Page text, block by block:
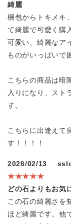
綺麗
梱包からトキメキ
て綺麗で可愛く購
可愛い、綺麗なア
ものがいっぱいで
こちらの商品は暗
入りになり、スト
す。
こちらに出逢えて
す！！！！
2026/02/13
★★★★★
どの石よりもお気
この石の綺麗さを
ほど綺麗です。他